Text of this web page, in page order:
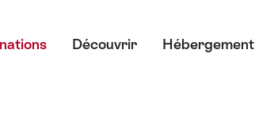
Découvrir Hébergement